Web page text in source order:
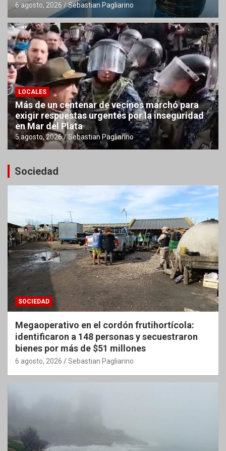
6 agosto, 2026 Sebastian Pagliarino
LOCALES
Más de un centenar de vecinos marchó para
exigir respuestas urgentes por la inseguridad
en Mar del Plata
5 agosto, 2026 Sebastian Pagliarino
Sociedad
SOCIEDAD
Megaoperativo en el cordón frutihortícola:
identificaron a 148 personas y secuestraron
bienes por más de $51 millones
6 agosto, 2026 Sebastian Pagliarino